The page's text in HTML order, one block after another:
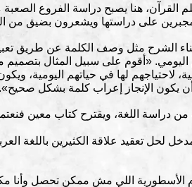
القرآن، هنا يصبح دراسة الفروع
على دراستها ويشعرون بضيق من
الشرح مثل وصف الكلمة عن طريق
اليومي. «أقوم على سبيل المثال بتصميم
طلابه يدرسون اللغة العامية، لاحتياجهم لها في حياتهم
يكون الإنجاز إعراب كلمة بشكل صحيح».
اللغة، ويقترح كتاب معين
لحل تعقيد علاقة الكثيرين باللغة
الأسطورية اللي مش ممكن تحصل